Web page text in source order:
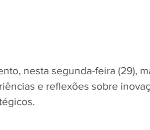
nesta segunda-feira (29),
e reflexões sobre